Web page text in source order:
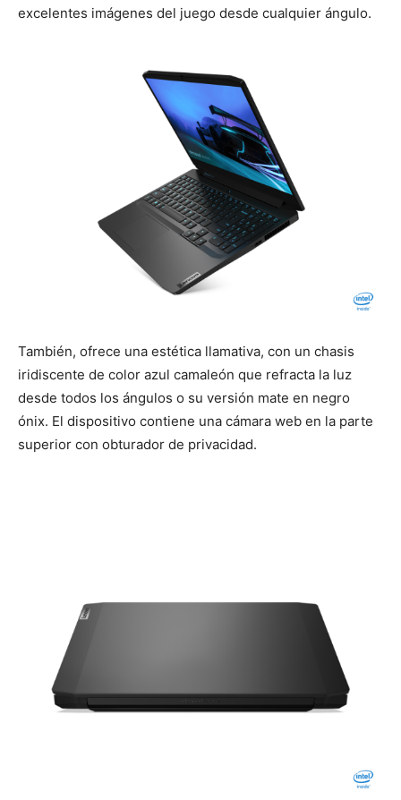
excelentes imágenes del juego desde cualquier ángulo.
También, ofrece una estética llamativa, con un chasis
iridiscente de color azul camaleón que refracta la luz
desde todos los ángulos o su versión mate en negro
ónix. El dispositivo contiene una cámara web en la parte
superior con obturador de privacidad.